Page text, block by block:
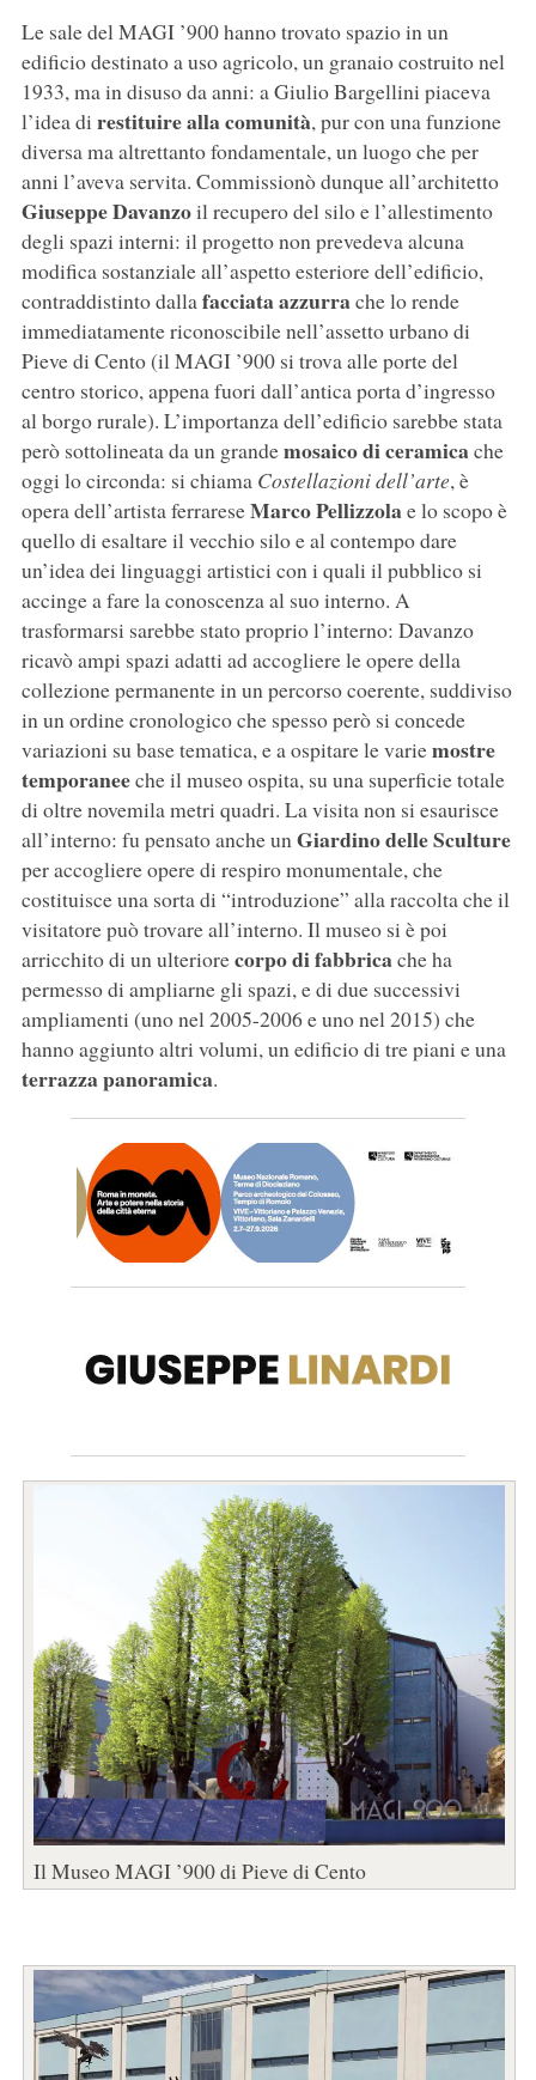
Le sale del MAGI ’900 hanno trovato spazio in un
edificio destinato a uso agricolo, un granaio costruito nel
1933, ma in disuso da anni: a Giulio Bargellini piaceva
l’idea di restituire alla comunità, pur con una funzione
diversa ma altrettanto fondamentale, un luogo che per
anni l’aveva servita. Commissionò dunque all’architetto
Giuseppe Davanzoil recupero del silo e l’allestimento
degli spazi interni: il progetto non prevedeva alcuna
modifica sostanziale all’aspetto esteriore dell’edificio,
contraddistinto dallafacciata azzurrache lo rende
immediatamente riconoscibile nell’assetto urbano di
Pieve di Cento (il MAGI ’900 si trova alle porte del
centro storico, appena fuori dall’antica porta d’ingresso
al borgo rurale). L’importanza dell’edificio sarebbe stata
però sottolineata da un grandemosaico di ceramicache
oggi lo circonda: si chiama Costellazioni dell’arte, è
opera dell’artista ferrareseMarco Pellizzolae lo scopo è
quello di esaltare il vecchio silo e al contempo dare
un’idea dei linguaggi artistici con i quali il pubblico si
accinge a fare la conoscenza al suo interno. A
trasformarsi sarebbe stato proprio l’interno: Davanzo
ricavò ampi spazi adatti ad accogliere le opere della
collezione permanente in un percorso coerente, suddiviso
in un ordine cronologico che spesso però si concede
variazioni su base tematica, e a ospitare le variemostre
temporaneeche il museo ospita, su una superficie totale
di oltre novemila metri quadri. La visita non si esaurisce
all’interno: fu pensato anche unGiardino delle Sculture
per accogliere opere di respiro monumentale, che
costituisce una sorta di “introduzione” alla raccolta che il
visitatore può trovare all’interno. Il museo si è poi
arricchito di un ulteriorecorpo di fabbricache ha
permesso di ampliarne gli spazi, e di due successivi
ampliamenti (uno nel 2005-2006 e uno nel 2015) che
hanno aggiunto altri volumi, un edificio di tre piani e una
terrazza panoramica.
Il Museo MAGI ’900 di Pieve di Cento